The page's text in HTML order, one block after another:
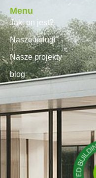
Menu
Jaki on jest?
Nasze usługi
Nasze projekty
blog